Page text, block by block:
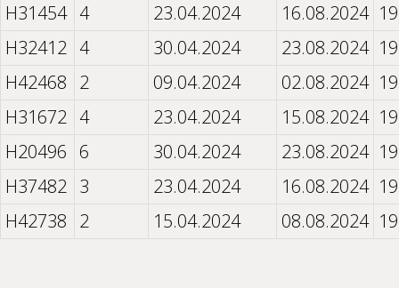
H31454 4 23.04.2024 16.08.2024 19
H32412 4 30.04.2024 23.08.2024 19
H42468 2 09.04.2024 02.08.2024 19
H31672 4 23.04.2024 15.08.2024 19
H20496 6 30.04.2024 23.08.2024 19
H37482 3 23.04.2024 16.08.2024 19
H42738 2 15.04.2024 08.08.2024 19